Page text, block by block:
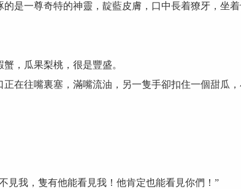
一尊奇特的神靈，靛藍皮膚，口中長着獠牙，坐
，瓜果梨桃，很是豐盛。
往嘴裏塞，滿嘴流油，另一隻手卻扣住一個甜瓜
我，隻有他能看見我！他肯定也能看見你們！”